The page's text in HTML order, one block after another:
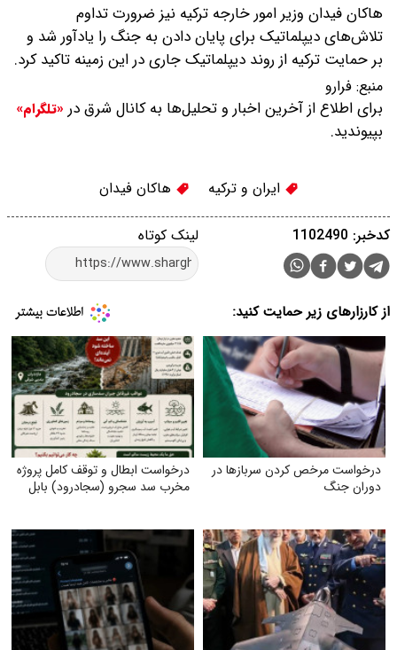
هاکان فیدان وزیر امور خارجه ترکیه نیز ضرورت تداوم
تلاش‌های دیپلماتیک برای پایان دادن به جنگ را یادآور شد و
بر حمایت ترکیه از روند دیپلماتیک جاری در این زمینه تاکید کرد.
منبع: فرارو
برای اطلاع از آخرین اخبار و تحلیل‌ها به کانال شرق در «تلگرام»
بپیوندید.
ایران و ترکیه هاکان فیدان
لینک کوتاه کدخبر: 1102490
از کارزارهای زیر حمایت کنید:
درخواست مرخص کردن سربازها در
دوران جنگ
درخواست ابطال و توقف کامل پروژه
مخرب سد سجرو (سجادرود) بابل